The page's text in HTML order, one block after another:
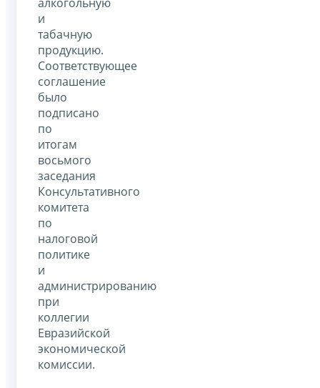
и
табачную
продукцию.
Соответствующее
соглашение
было
подписано
по
итогам
восьмого
заседания
Консультативного
комитета
по
налоговой
политике
и
администрированию
при
коллегии
Евразийской
экономической
комиссии.